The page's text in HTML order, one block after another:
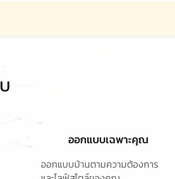
ออกแบบเฉพาะคุณ
ออกแบบบ้านตามความต้องการ